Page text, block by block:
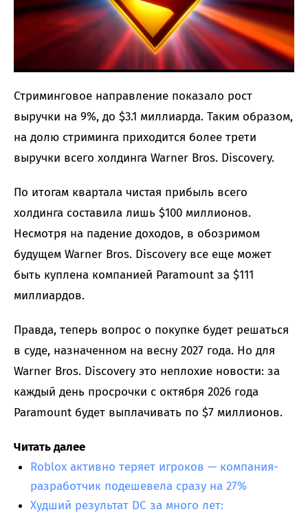
Стриминговое направление показало рост
выручки на 9%, до $3.1 миллиарда. Таким образом,
на долю стриминга приходится более трети
выручки всего холдинга Warner Bros. Discovery.
По итогам квартала чистая прибыль всего
холдинга составила лишь $100 миллионов.
Несмотря на падение доходов, в обозримом
будущем Warner Bros. Discovery все еще может
быть куплена компанией Paramount за $111
миллиардов.
Правда, теперь вопрос о покупке будет решаться
в суде, назначенном на весну 2027 года. Но для
Warner Bros. Discovery это неплохие новости: за
каждый день просрочки с октября 2026 года
Paramount будет выплачивать по $7 миллионов.
Читать далее
Roblox активно теряет игроков — компания-
разработчик подешевела сразу на 27%
Худший результат DC за много лет: